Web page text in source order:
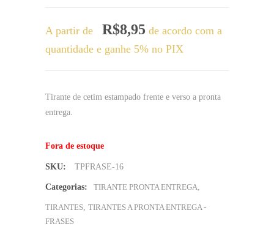
A partir de R$8,95 de acordo com a
quantidade e ganhe 5% no PIX
Tirante de cetim estampado frente e verso a pronta
entrega.
Fora de estoque
SKU: TPFRASE-16
Categorias: TIRANTE PRONTA ENTREGA,
TIRANTES, TIRANTES A PRONTA ENTREGA -
FRASES